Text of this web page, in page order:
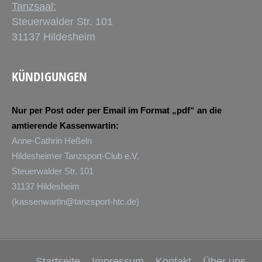
Tanzsaal:
Steuerwalder Str. 101
31137 Hildesheim
KÜNDIGUNGEN
Nur per Post oder per Email im Format „pdf“ an die
amtierende Kassenwartin:
Anne-Cathrin Heßeln
Hildesheimer Tanzsport-Club e.V.
Steuerwalder Str. 101
31137 Hildesheim
(kassenwartin@tanzsport-htc.de)